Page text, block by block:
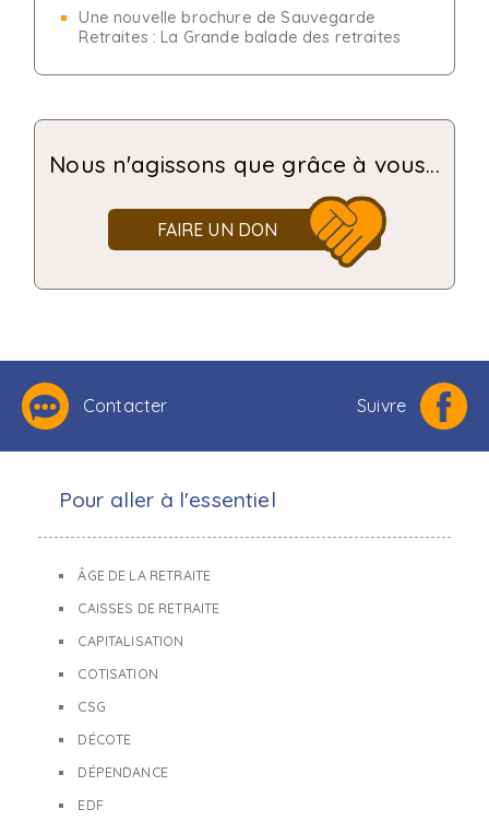
Une nouvelle brochure de Sauvegarde
Retraites : La Grande balade des retraites
Nous n'agissons que grâce à vous...
FAIRE UN DON
Contacter Suivre
Pour aller à l'essentiel
ÂGE DE LA RETRAITE
CAISSES DE RETRAITE
CAPITALISATION
COTISATION
CSG
DÉCOTE
DÉPENDANCE
EDF